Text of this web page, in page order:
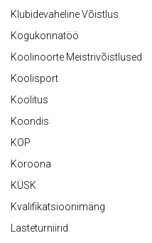
Klubidevaheline Võistlus
Kogukonnatöö
Koolinoorte Meistrivõistlused
Koolisport
Koolitus
Koondis
KOP
Koroona
KÜSK
Kvalifikatsioonimäng
Lasteturniirid